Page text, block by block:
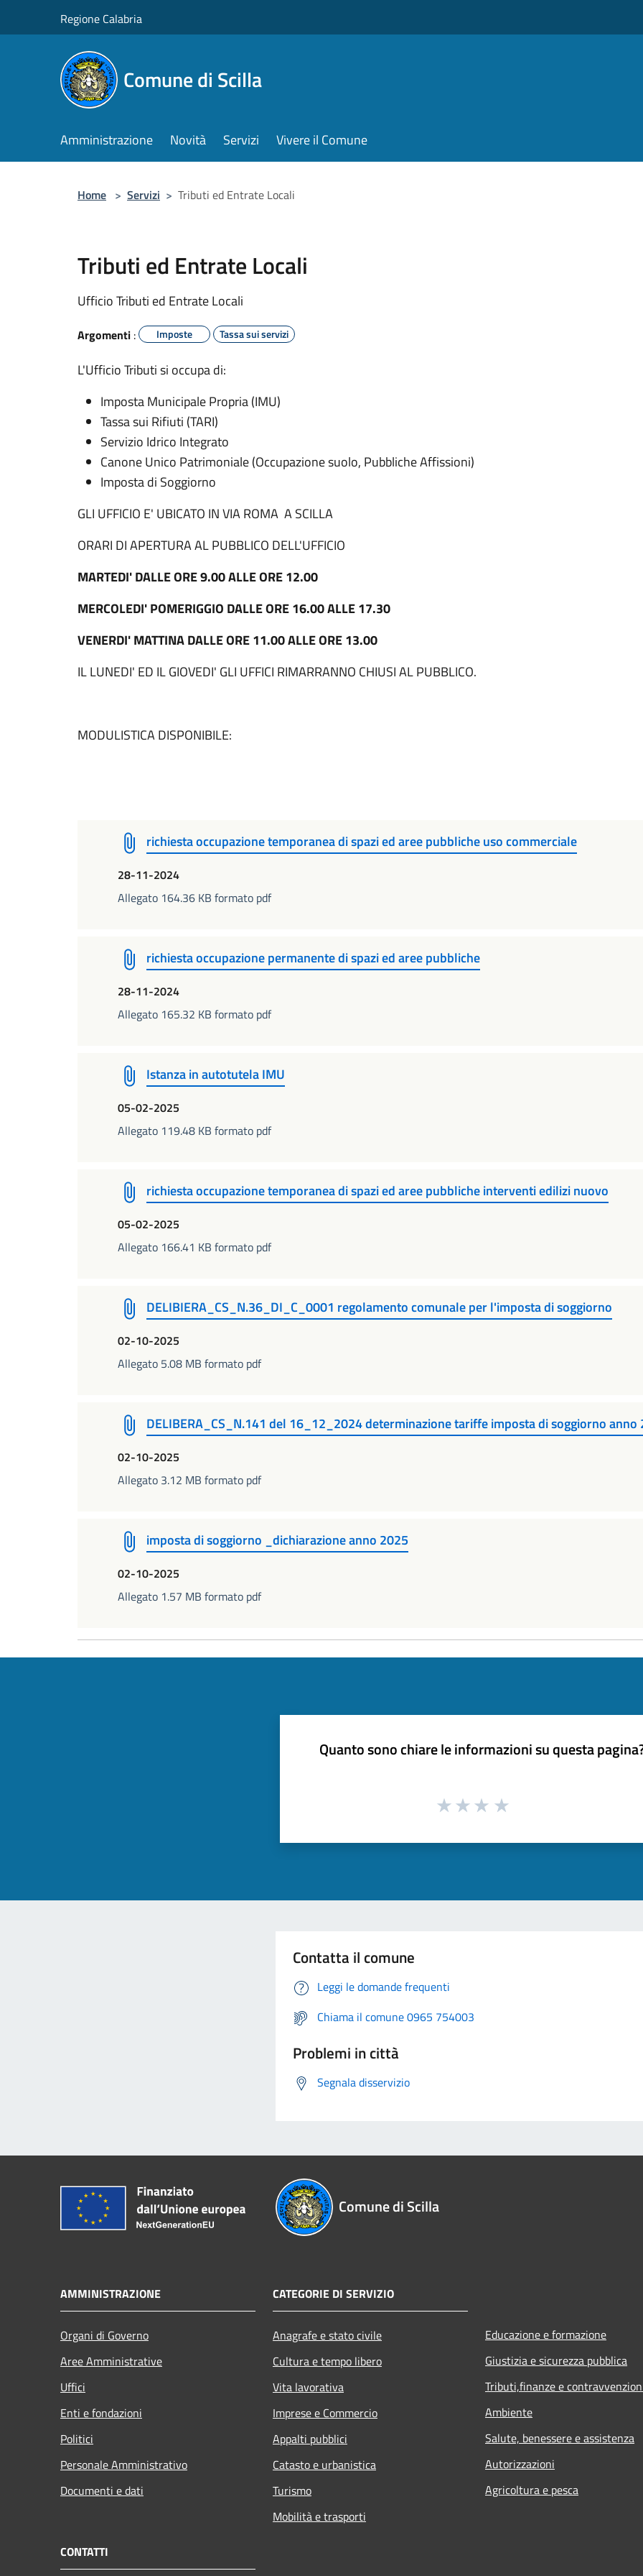
Regione Calabria
Comune di Scilla
Amministrazione Novità Servizi Vivere il Comune
Home > Servizi > Tributi ed Entrate Locali
Tributi ed Entrate Locali
Ufficio Tributi ed Entrate Locali
Argomenti : Imposte Tassa sui servizi
L'Ufficio Tributi si occupa di:
Imposta Municipale Propria (IMU)
Tassa sui Rifiuti (TARI)
Servizio Idrico Integrato
Canone Unico Patrimoniale (Occupazione suolo, Pubbliche Affissioni)
Imposta di Soggiorno
GLI UFFICIO E' UBICATO IN VIA ROMA A SCILLA
ORARI DI APERTURA AL PUBBLICO DELL'UFFICIO
MARTEDI' DALLE ORE 9.00 ALLE ORE 12.00
MERCOLEDI' POMERIGGIO DALLE ORE 16.00 ALLE 17.30
VENERDI' MATTINA DALLE ORE 11.00 ALLE ORE 13.00
IL LUNEDI' ED IL GIOVEDI' GLI UFFICI RIMARRANNO CHIUSI AL PUBBLICO.
MODULISTICA DISPONIBILE:
richiesta occupazione temporanea di spazi ed aree pubbliche uso commerciale
28-11-2024
Allegato 164.36 KB formato pdf
richiesta occupazione permanente di spazi ed aree pubbliche
28-11-2024
Allegato 165.32 KB formato pdf
Istanza in autotutela IMU
05-02-2025
Allegato 119.48 KB formato pdf
richiesta occupazione temporanea di spazi ed aree pubbliche interventi edilizi nuovo
05-02-2025
Allegato 166.41 KB formato pdf
DELIBIERA_CS_N.36_DI_C_0001 regolamento comunale per l'imposta di soggiorno
02-10-2025
Allegato 5.08 MB formato pdf
DELIBERA_CS_N.141 del 16_12_2024 determinazione tariffe imposta di soggiorno anno
02-10-2025
Allegato 3.12 MB formato pdf
imposta di soggiorno _dichiarazione anno 2025
02-10-2025
Allegato 1.57 MB formato pdf
Quanto sono chiare le informazioni su questa
Contatta il comune
Leggi le domande frequenti
Chiama il comune 0965 754003
Problemi in città
Segnala disservizio
Comune di Scilla
AMMINISTRAZIONE
Organi di Governo
Aree Amministrative
Uffici
Enti e fondazioni
Politici
Personale Amministrativo
Documenti e dati
CATEGORIE DI SERVIZIO
Anagrafe e stato civile
Cultura e tempo libero
Vita lavorativa
Imprese e Commercio
Appalti pubblici
Catasto e urbanistica
Turismo
Mobilità e trasporti
Educazione e formazione
Giustizia e sicurezza pubblica
Tributi,finanze e
Ambiente
Salute, benessere e assistenza
Autorizzazioni
Agricoltura e pesca
CONTATTI